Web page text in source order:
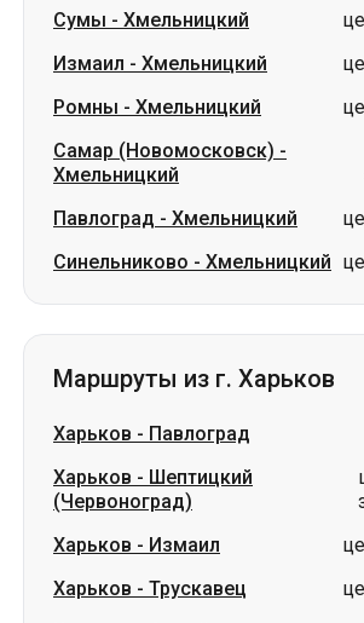
Сумы - Хмельницкий
Измаил - Хмельницкий
Ромны - Хмельницкий
Самар (Новомосковск) -
Хмельницкий
Павлоград - Хмельницкий
Синельниково - Хмельницкий
Маршруты из г. Харьков
Харьков - Павлоград
Харьков - Шептицкий
(Червоноград)
Харьков - Измаил
Харьков - Трускавец